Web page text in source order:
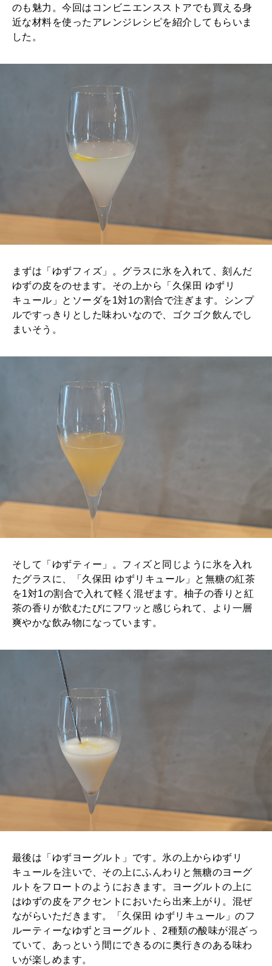
のも魅力。今回はコンビニエンスストアでも買える身
近な材料を使ったアレンジレシピを紹介してもらいま
した。
まずは「ゆずフィズ」。グラスに氷を入れて、刻んだ
ゆずの皮をのせます。その上から「久保田 ゆずリ
キュール」とソーダを1対1の割合で注ぎます。シンプ
ルですっきりとした味わいなので、ゴクゴク飲んでし
まいそう。
そして「ゆずティー」。フィズと同じように氷を入れ
たグラスに、「久保田 ゆずリキュール」と無糖の紅茶
を1対1の割合で入れて軽く混ぜます。柚子の香りと紅
茶の香りが飲むたびにフワッと感じられて、より一層
爽やかな飲み物になっています。
最後は「ゆずヨーグルト」です。氷の上からゆずリ
キュールを注いで、その上にふんわりと無糖のヨーグ
ルトをフロートのようにおきます。ヨーグルトの上に
はゆずの皮をアクセントにおいたら出来上がり。混ぜ
ながらいただきます。「久保田 ゆずリキュール」のフ
ルーティーなゆずとヨーグルト、2種類の酸味が混ざっ
ていて、あっという間にできるのに奥行きのある味わ
いが楽しめます。